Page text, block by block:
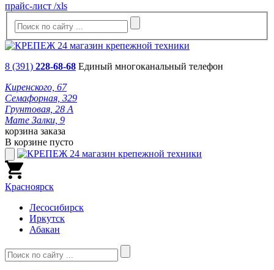
прайс-лист /xls
8 (391) 228-68-68 Единый многоканальный телефон
Киренского, 67
Семафорная, 329
Грунтовая, 28 А
Мате Залки, 9
корзина заказа
В корзине пусто
Красноярск
Лесосибирск
Иркутск
Абакан